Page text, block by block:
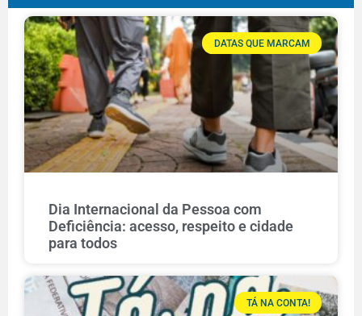
DATAS QUE MARCAM
Dia Internacional da Pessoa com
Deficiência: acesso, respeito e cidade
para todos
TÁ NA CONTA!